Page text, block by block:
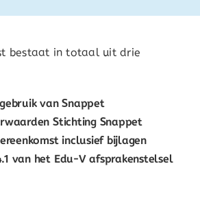
bestaat in totaal uit drie
van Snappet
Stichting Snappet
inclusief bijlagen
van het Edu-V afsprakenstelsel